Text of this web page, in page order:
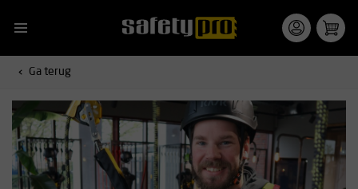
Ga terug